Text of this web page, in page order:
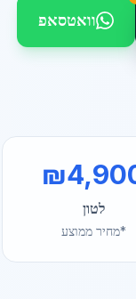
וואטסאפ
₪
לטון
*מחיר ממוצע